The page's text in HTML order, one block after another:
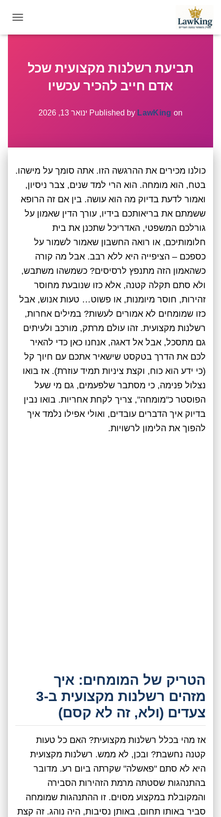
O
T
תביעת רשלנות מקצועית שכל
אדם חייב להכיר עכשיו
Published by LawKing on ינואר 13, 2026
כולנו מכירים את ההרגשה הזו. אתה סומך על מישהו.
בטח, הוא מומחה. הוא הרי למד שנים, צבר ניסיון,
ואמור לדעת בדיוק מה הוא עושה. בין אם זה הרופא
ששמתם את בריאותכם בידיו, עורך הדין שאמון על
גורלכם המשפטי, האדריכל שתכנן את בית
חלומותיכם, או רואה החשבון שאמור לשמור על
כספכם – הציפייה היא ללא רבב. אבל מה קורה
כשהאמון הזה מתנפץ לרסיסים? כשמשהו משתבש,
ולא סתם תקלה קטנה, אלא כזו שנובעת מחוסר
זהירות, חוסר מיומנות, או פשוט… טעות אנוש, אבל
כזו שמומחים לא אמורים לעשות? במילים אחרות,
רשלנות מקצועית. זהו עולם מרתק, מורכב ולעיתים
גם מתסכל, אבל אל דאגה, אנחנו כאן כדי להאיר
לכם את הדרך בטקסט שישאיר אתכם עם חיוך קל
(כי ידע הוא כוח, וקצת ציניות תמיד עוזרת). אז בואו
נצלול פנימה, כי מסתבר שלפעמים, גם מי שעל
הפוסטר כ"מומחה", צריך לקחת אחריות. בואו נבין
בדיוק איך הדברים עובדים, ואולי אפילו נלמד איך
להפוך את הלימון לרשויות.
הטריק של המומחים: איך
מזהים רשלנות מקצועית ב-3
צעדים (ולא, זה לא קסם)
אז מהי בכלל רשלנות מקצועית? האם כל טעות
קטנה נחשבת? ובכן, לא ממש. רשלנות מקצועית
היא לא סתם "פאשלה" שקרתה ביום רע. מדובר
בהתנהגות שסטתה מרמת הזהירות הסבירה
והמקובלת במקצוע מסוים. זו ההתנהגות שמומחה
סביר באותו תחום, באותן נסיבות, היה נוהג. זה קצת